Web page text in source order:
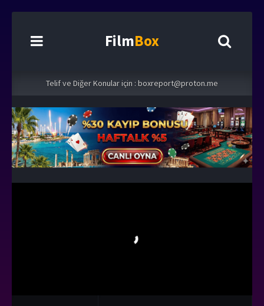
FilmBox
Telif ve Diğer Konular için : boxreport@proton.me